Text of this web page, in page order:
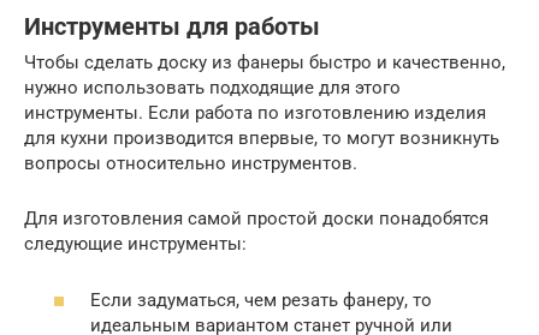
Инструменты для работы
Чтобы сделать доску из фанеры быстро и качественно,
нужно использовать подходящие для этого
инструменты. Если работа по изготовлению изделия
для кухни производится впервые, то могут возникнуть
вопросы относительно инструментов.
Для изготовления самой простой доски понадобятся
следующие инструменты:
Если задуматься, чем резать фанеру, то
идеальным вариантом станет ручной или